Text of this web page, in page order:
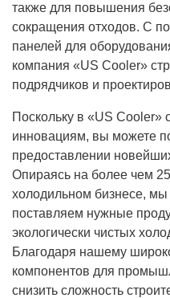
также для повышения
сокращения отходов. С
панелей для
компания «US Cooler»
подрядчиков и
Поскольку в «US Cooler»
инновациям, вы можете
предоставлении
Опираясь на более чем
холодильном бизнесе,
поставляем нужные
экологически чистых
Благодаря нашему
компонентов для
снизить сложность